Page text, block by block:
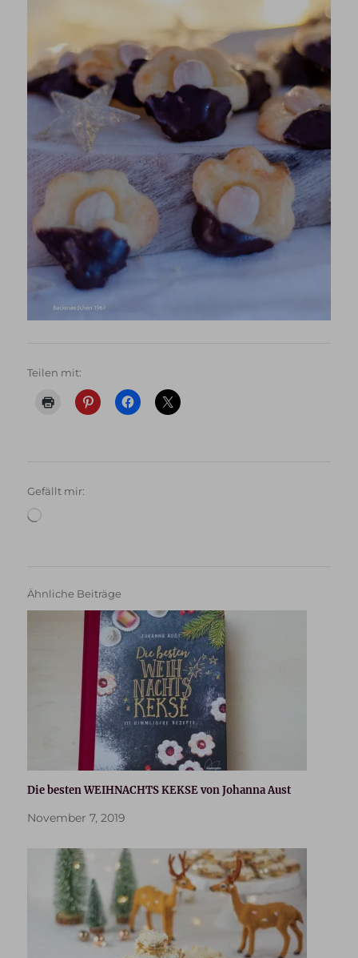
Teilen mit:
Gefällt mir:
Ähnliche Beiträge
Die besten WEIHNACHTS KEKSE von Johanna Aust
November 7, 2019